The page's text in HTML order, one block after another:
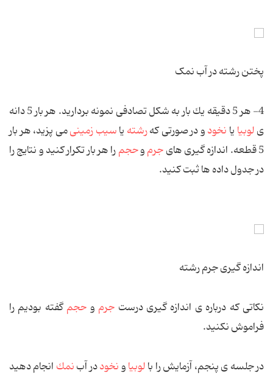
پختن رشته در آب نمک
4- هر 5 دقیقه یك بار به شكل تصادفی نمونه بردارید. هر بار 5 دانه
یلوبیا یا نخودو در صورتی كهرشته یاسیب زمینیمی پزید، هر بار
5 قطعه. اندازه گیری های
جرموحجمرا هر بار تكرار كنید و نتایج را
در جدول داده ها ثبت كنید.
اندازه گیری جرم رشته
نكاتی كه درباره ی اندازه گیری درست جرم و حجمگفته بودیم را
فراموش نكنید.
در جلسه ی پنجم، آزمایش را بالوبیاونخوددر آبنمك انجام دهید